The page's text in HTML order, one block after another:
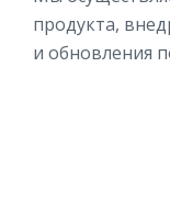
продукта,
и обновления